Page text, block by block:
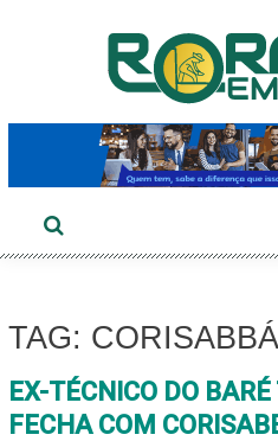
TAG: CORISABBÁ
EX-TÉCNICO DO
FECHA COM